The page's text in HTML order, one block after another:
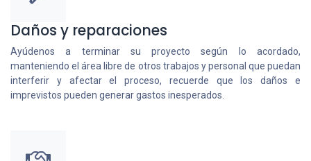
Daños y reparaciones
Ayúdenos a terminar su proyecto según lo acordado,
manteniendo el área libre de otros trabajos y personal que puedan
interferir y afectar el proceso, recuerde que los daños e
imprevistos pueden generar gastos inesperados.